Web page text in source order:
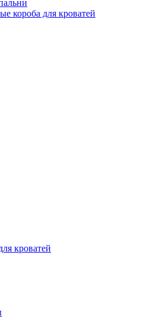
короба для кроватей
кроватей